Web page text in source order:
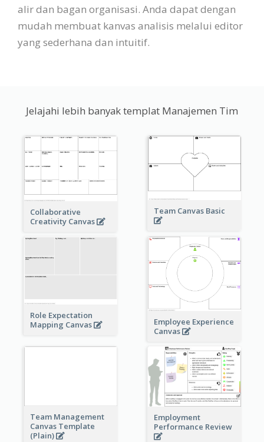
alir dan bagan organisasi. Anda dapat dengan
mudah membuat kanvas analisis melalui editor
yang sederhana dan intuitif.
Jelajahi lebih banyak templat Manajemen Tim
Collaborative
Creativity Canvas
Team Canvas Basic
Role Expectation
Mapping Canvas
Employee Experience
Canvas
Team Management
Canvas Template
(Plain)
Employment
Performance Review